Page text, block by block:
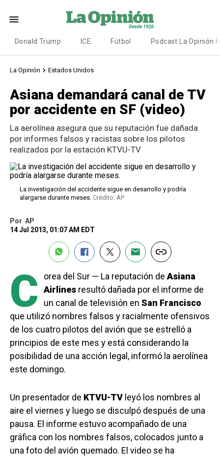
Donald Trump ICE Fútbol Podcast La Opinión
La Opinión Estados Unidos
Asiana demandará canal de TV
por accidente en SF (video)
La aerolínea asegura que su reputación fue dañada
por informes falsos y racistas sobre los pilotos
realizados por la estación KTVU-TV
La investigación del accidente sigue en desarrollo y podría
alargarse durante meses. Crédito: AP
Por AP
14 Jul 2013, 01:07 AM EDT
C orea del Sur — La reputación de Asiana
Airlines resultó dañada por el informe de
un canal de televisión en San Francisco
que utilizó nombres falsos y racialmente ofensivos
de los cuatro pilotos del avión que se estrelló a
principios de este mes y está considerando la
posibilidad de una acción legal, informó la aerolínea
este domingo.
Un presentador de KTVU-TV leyó los nombres al
aire el viernes y luego se disculpó después de una
pausa. El informe estuvo acompañado de una
gráfica con los nombres falsos, colocados junto a
una foto del avión quemado. El video se ha